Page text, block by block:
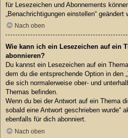
für Lesezeichen und Abonnements
„Benachrichtigungen einstellen“ geändert
Nach oben
Wie kann ich ein Lesezeichen auf ein
abonnieren?
Du kannst ein Lesezeichen auf ein
dem du die entsprechende Option in den
die sich normalerweise ober- und
Themas befinden.
Wenn du bei der Antwort auf ein Thema
sobald eine Antwort geschrieben wurde“
ebenfalls für dich abonniert.
Nach oben